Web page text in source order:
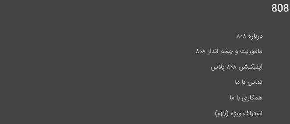
درباره ۸۰۸
ماموریت و چشم انداز ۸۰۸
اپلیکیشن ۸۰۸ پلاس
تماس با ما
همکاری با ما
اشتراک ویژه (vip)